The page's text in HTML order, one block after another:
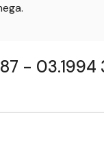
- 03.1994